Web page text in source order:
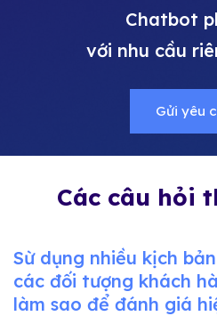
Chatbot
với nhu cầu
Gửi yêu
Các câu hỏi
Sừ dụng nhiều kịch
các đối tượng khách
làm sao để đánh giá